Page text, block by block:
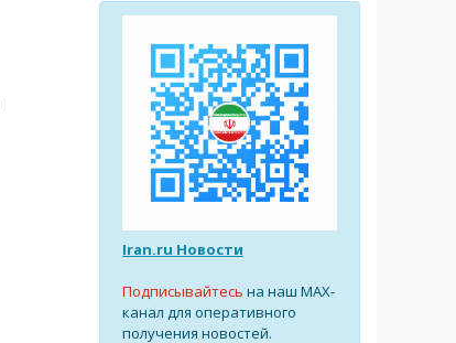
Iran.ru Новости
Подписывайтесь на наш MAX-
канал для оперативного
получения новостей.